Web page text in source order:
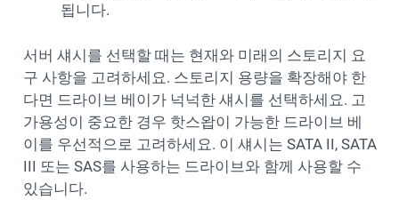
됩니다.
서버 섀시를 선택할 때는 현재와 미래의 스토리지 요
구 사항을 고려하세요. 스토리지 용량을 확장해야 한
다면 드라이브 베이가 넉넉한 섀시를 선택하세요. 고
가용성이 중요한 경우 핫스왑이 가능한 드라이브 베
이를 우선적으로 고려하세요. 이 섀시는 SATA II, SATA
III 또는 SAS를 사용하는 드라이브와 함께 사용할 수
있습니다.